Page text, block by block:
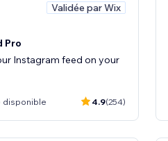
Validée par Wix
Pro
Instagram feed on your
disponible 4.9(254)